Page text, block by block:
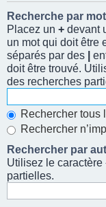
Recherche par
Placez un + devant
un mot qui doit être
séparés par des
doit être trouvé.
des recherches
Rechercher tous
Rechercher
Rechercher par
Utilisez le
partielles.